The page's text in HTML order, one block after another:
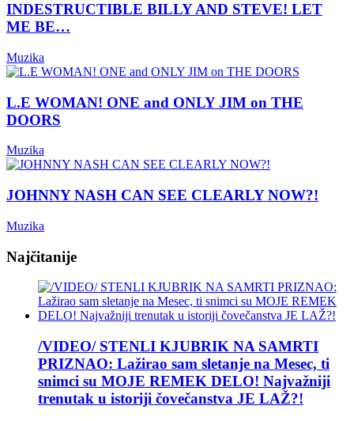
INDESTRUCTIBLE BILLY AND STEVE! LET
ME BE…
Muzika
L.E WOMAN! ONE and ONLY JIM on THE
DOORS
Muzika
JOHNNY NASH CAN SEE CLEARLY NOW?!
Muzika
Najčitanije
/VIDEO/ STENLI KJUBRIK NA SAMRTI
PRIZNAO: Lažirao sam sletanje na Mesec, ti
snimci su MOJE REMEK DELO! Najvažniji
trenutak u istoriji čovečanstva JE LAŽ?!